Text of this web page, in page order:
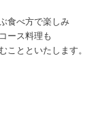
食べ方で楽しみ
ース料理も
とといたします。